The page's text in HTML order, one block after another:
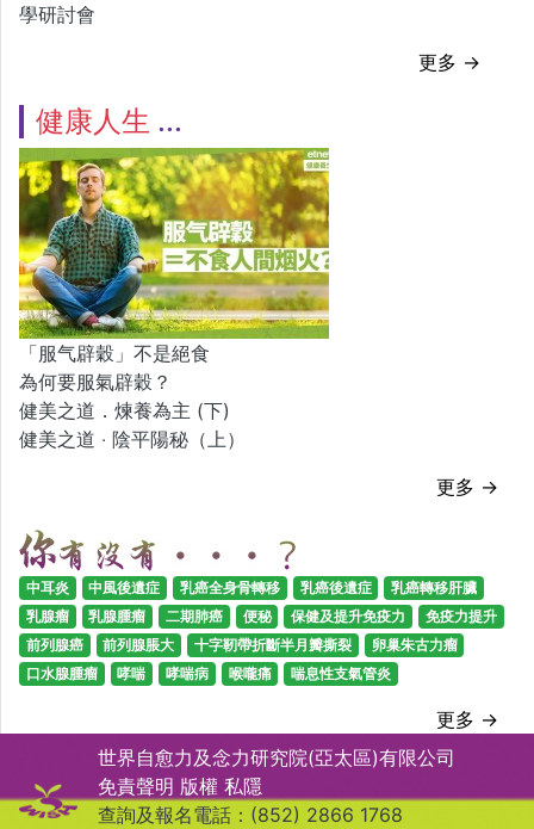
學研討會
更多 →
健康人生
「服气辟穀」不是絕食
為何要服氣辟穀？
健美之道．煉養為主 (下)
健美之道 ‧ 陰平陽秘（上）
更多 →
中耳炎 中風後遺症 乳癌全身骨轉移 乳癌後遺症
乳癌轉移肝臟
乳腺瘤
乳腺腫瘤 二期肺癌 便秘 保健及提升免疫力
免疫力提升
前列腺癌
前列腺脹大 十字靭帶折斷半月瓣撕裂
卵巢朱古力瘤
口水腺腫瘤
哮喘 哮喘病 喉嚨痛 喘息性支氣管炎
更多 →
世界自愈力及念力研究院(亞太區)有限公司
免責聲明 版權 私隱
查詢及報名電話：(852) 2866 1768